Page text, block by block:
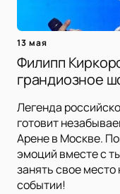
13 мая
Филипп
грандиозное
Легенда
готовит
Арене в Москве.
эмоций вместе с
занять свое
событии!